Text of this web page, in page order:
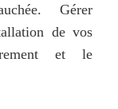
Gérer
de vos
et le